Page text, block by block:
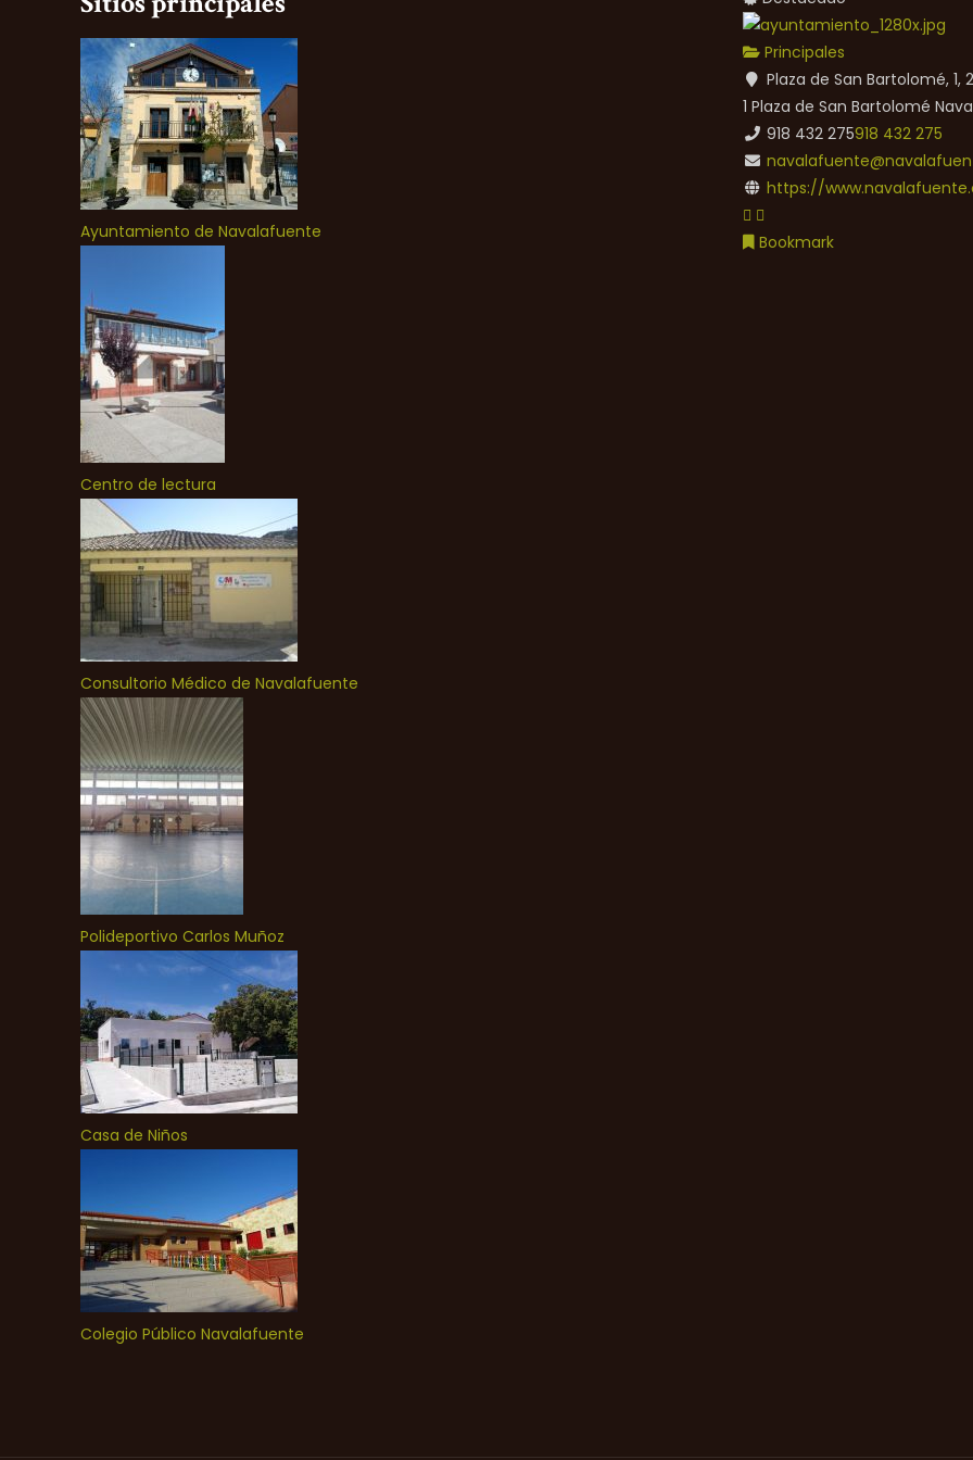
Ayuntamiento de Navalafuente
Centro de lectura
Consultorio Médico de Navalafuente
Polideportivo Carlos Muñoz
Casa de Niños
Colegio Público Navalafuente
Principales
Plaza de San Bartolomé,
1 Plaza de San Bartolomé
918 432 275918 432 275
https://
Bookmark